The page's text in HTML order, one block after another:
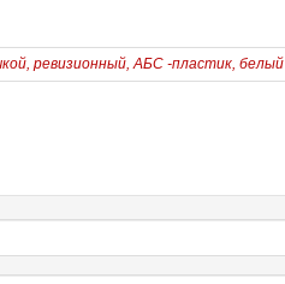
ревизионный, АБС -пластик, белый